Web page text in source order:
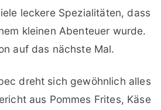
leckere Spezialitäten, dass
kleinen Abenteuer wurde.
auf das nächste Mal.
dreht sich gewöhnlich alles
aus Pommes Frites, Käse